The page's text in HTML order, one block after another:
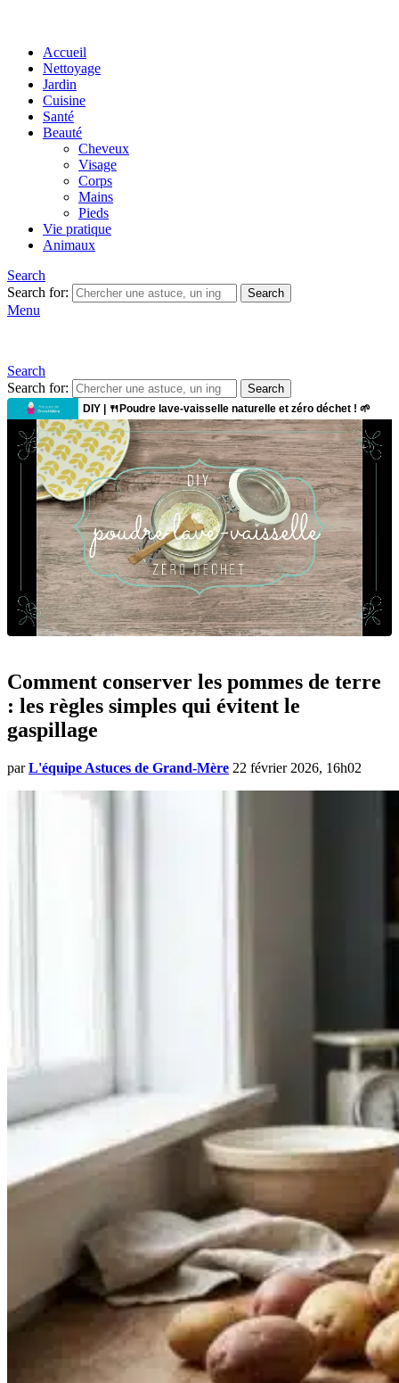
Accueil
Nettoyage
Jardin
Cuisine
Santé
Beauté
Cheveux
Visage
Corps
Mains
Pieds
Vie pratique
Animaux
Search
Search for:
Search
Menu
Search
Search for:
Search
Comment conserver les pommes de terre
: les règles simples qui évitent le
gaspillage
par L'équipe Astuces de Grand-Mère 22 février 2026, 16h02